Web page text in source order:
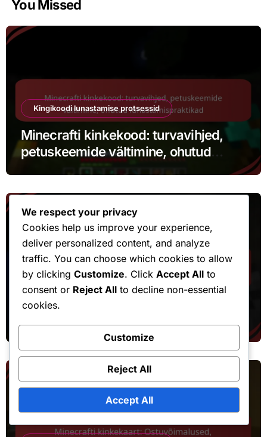
You Missed
Kingikoodi lunastamise protsessid
Minecrafti kinkekood: turvavihjed,
petuskeemide vältimine, ohutud
lunastamispraktikad
Sündmuse Cape Drop Nõuded
Minecrafti tokeni nõudmine:
Ohutegurid tehingutes
We respect your privacy
Cookies help us improve your experience,
deliver personalized content, and analyze
traffic. You can choose which cookies to allow
by clicking Customize. Click Accept All to
consent or Reject All to decline non-essential
cookies.
Customize
Reject All
Accept All